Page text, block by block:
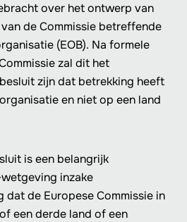
over het ontwerp van
de Commissie betreffende
(EOB). Na formele
zal dit het
zijn dat betrekking heeft
en niet op een land
is een belangrijk
inzake
dat de Europese Commissie in
een derde land of een